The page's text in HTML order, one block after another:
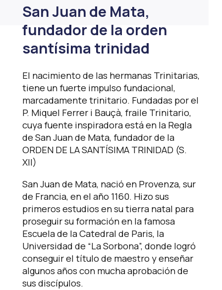
San Juan de Mata,
fundador de la orden
santísima trinidad
El nacimiento de las hermanas Trinitarias,
tiene un fuerte impulso fundacional,
marcadamente trinitario. Fundadas por el
P. Miquel Ferrer i Bauçà, fraile Trinitario,
cuya fuente inspiradora está en la Regla
de San Juan de Mata, fundador de la
ORDEN DE LA SANTÍSIMA TRINIDAD (S.
XII)
San Juan de Mata, nació en Provenza, sur
de Francia, en el año 1160. Hizo sus
primeros estudios en su tierra natal para
proseguir su formación en la famosa
Escuela de la Catedral de Paris, la
Universidad de “La Sorbona”, donde logró
conseguir el título de maestro y enseñar
algunos años con mucha aprobación de
sus discípulos.